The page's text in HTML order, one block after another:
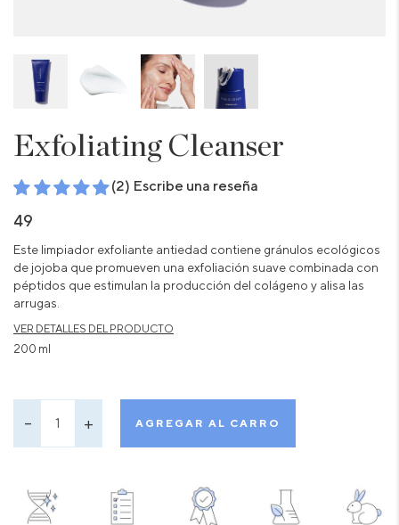
Exfoliating Cleanser
(2) Escribe una reseña
49
Este limpiador exfoliante antiedad contiene gránulos ecológicos
de jojoba que promueven una exfoliación suave combinada con
péptidos que estimulan la producción del colágeno y alisa las
arrugas.
VER DETALLES DEL PRODUCTO
200 ml
AGREGAR AL CARRO